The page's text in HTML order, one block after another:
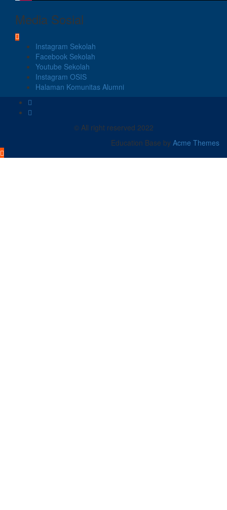
Media Sosial
Instagram Sekolah
Facebook Sekolah
Youtube Sekolah
Instagram OSIS
Halaman Komunitas Alumni
© All right reserved 2022
Education Base by Acme Themes